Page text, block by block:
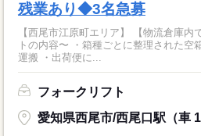
残業あり◆3名急募
【西尾市江原町エリア】 【物流倉庫内での
トの内容〜 ・箱種ごとに整理された空
運搬 ・出荷便に...
フォークリフト
愛知県西尾市/西尾口駅（車